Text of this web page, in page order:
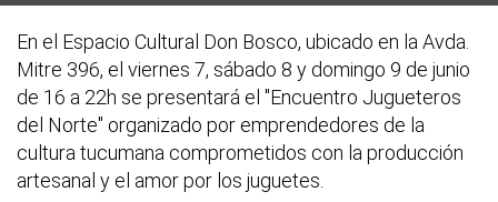
En el Espacio Cultural Don Bosco, ubicado en la Avda.
Mitre 396, el viernes 7, sábado 8 y domingo 9 de junio
de 16 a 22h se presentará el "Encuentro Jugueteros
del Norte" organizado por emprendedores de la
cultura tucumana comprometidos con la producción
artesanal y el amor por los juguetes.